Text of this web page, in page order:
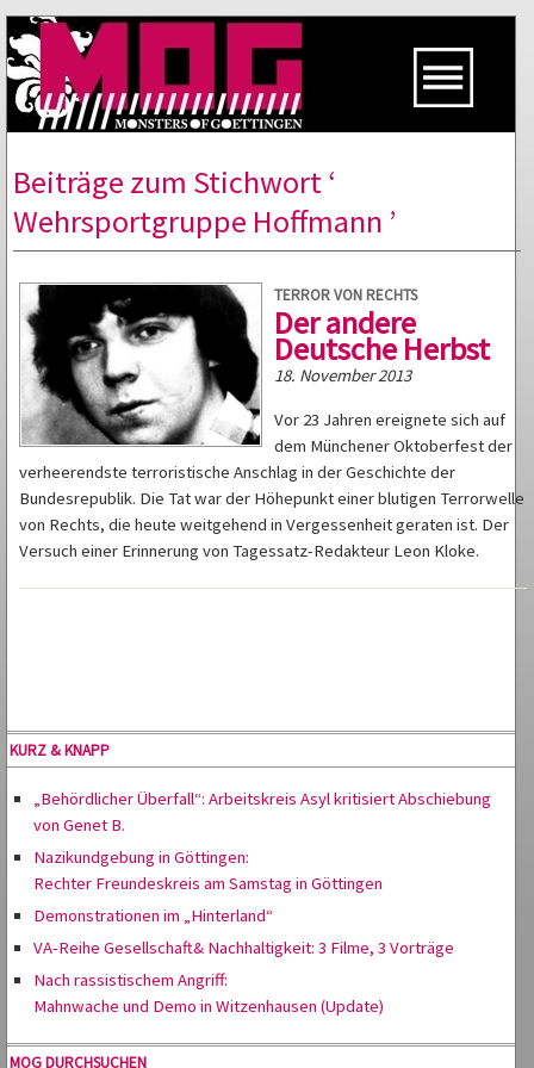
Beiträge zum Stichwort ‘
Wehrsportgruppe Hoffmann ’
TERROR VON RECHTS
Der andere
Deutsche Herbst
18. November 2013
Vor 23 Jahren ereignete sich auf
dem Münchener Oktoberfest der
verheerendste terroristische Anschlag in der Geschichte der
Bundesrepublik. Die Tat war der Höhepunkt einer blutigen Terrorwelle
von Rechts, die heute weitgehend in Vergessenheit geraten ist. Der
Versuch einer Erinnerung von Tagessatz-Redakteur Leon Kloke.
KURZ & KNAPP
„Behördlicher Überfall“: Arbeitskreis Asyl kritisiert Abschiebung
von Genet B.
Nazikundgebung in Göttingen:
Rechter Freundeskreis am Samstag in Göttingen
Demonstrationen im „Hinterland“
VA-Reihe Gesellschaft& Nachhaltigkeit: 3 Filme, 3 Vorträge
Nach rassistischem Angriff:
Mahnwache und Demo in Witzenhausen (Update)
MOG DURCHSUCHEN